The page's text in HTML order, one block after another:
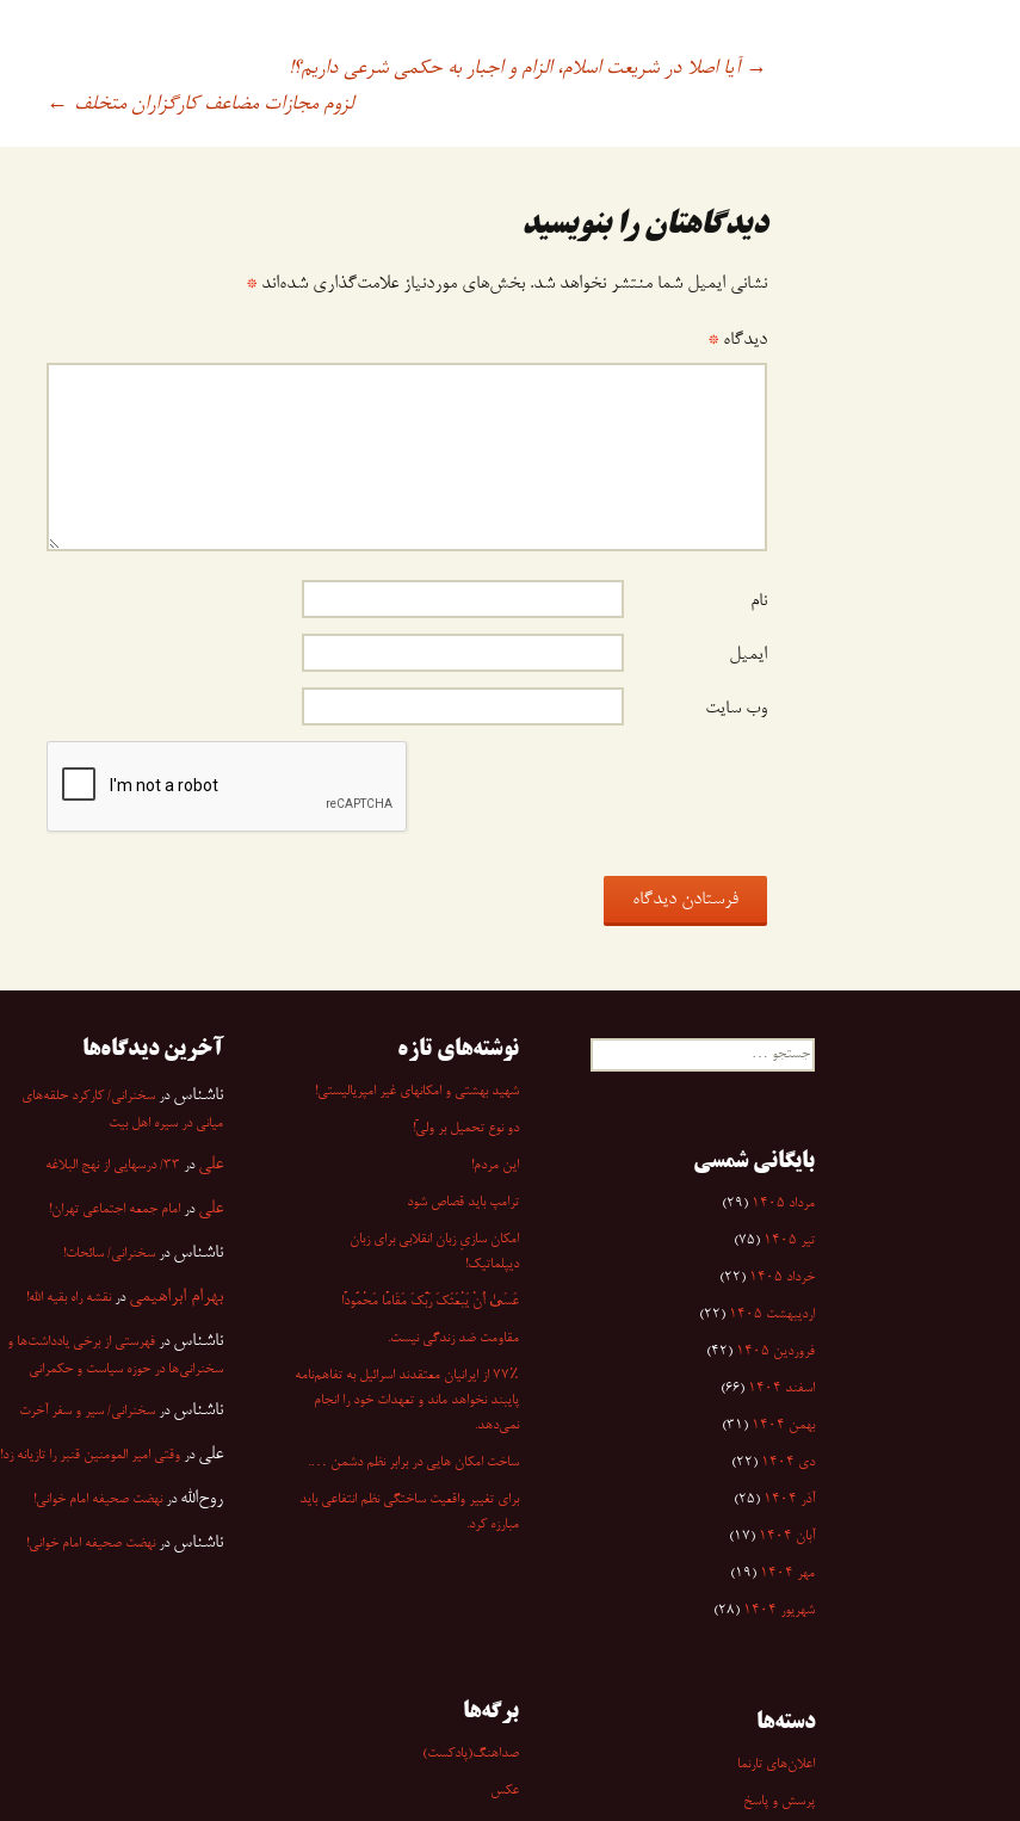
نوشته
→ آیا اصلا در شریعت اسلام، الزام و اجبار به حکمی شرعی داریم؟!
لزوم مجازات مضاعف کارگزاران متخلف ←
دیدگاهتان را بنویسید
نشانی ایمیل شما منتشر نخواهد شد. بخش‌های موردنیاز علامت‌گذاری شده‌اند *
دیدگاه *
نام
ایمیل
وب‌ سایت
جستجو
نوشته‌های تازه
شهید بهشتی و امکانهای غیر امپریالیستی!
دو نوع تحمیل بر ولیّ!
این مردم!
ترامپ باید قصاص شود
امکان سازیِ زبان انقلابی برای زبان
دیپلماتیک!
عَسَىٰ أَنْ یَبْعَثَکَ رَبُّکَ مَقَامًا مَحْمُودًا
مقاومت ضد زندگی نیست.
۷۷٪ از ایرانیان معتقدند اسرائیل به تفاهم‌نامه
پایبند نخواهد ماند و تعهدات خود را انجام
نمی‌دهد.
ساخت امکان هایی در برابر نظم دشمن ….
برای تغییر واقعیت ساختگی نظم انتفاعی باید
مبارزه کرد.
آخرین دیدگاه‌ها
ناشناس در سخنرانی/ کارکرد حلقه‌های
میانی در سیره اهل بیت
علی در ۳۳/ درسهایی از نهج البلاغه
علی در امام جمعه اجتماعی تهران!
ناشناس در سخنرانی/ سائحات!
بهرام ابراهیمی درنقشه راه بقیه الله!
ناشناس در فهرستی از برخی یادداشت‌ها و
سخنرانی‌ها در حوزه سیاست و حکمرانی
ناشناس در سخنرانی/ سیر و سفر آخرت
علی در وقتی امیر المومنین قنبر را تازیانه زد!
روح‌الله درنهضت صحیفه امام خوانی!
ناشناس درنهضت صحیفه امام خوانی!
بایگانی شمسی
مرداد ۱۴۰۵ (۲۹)
تیر ۱۴۰۵ (۷۵)
خرداد ۱۴۰۵ (۲۲)
اردیبهشت ۱۴۰۵ (۲۲)
فروردین ۱۴۰۵ (۴۲)
اسفند ۱۴۰۴ (۶۶)
بهمن ۱۴۰۴ (۳۱)
دی ۱۴۰۴ (۲۲)
آذر ۱۴۰۴ (۲۵)
آبان ۱۴۰۴ (۱۷)
مهر ۱۴۰۴ (۱۹)
شهریور ۱۴۰۴ (۲۸)
برگه‌ها
صداهنگ(پادکست)
عکس
دسته‌ها
اعلان‌های تارنما
پرسش و پاسخ